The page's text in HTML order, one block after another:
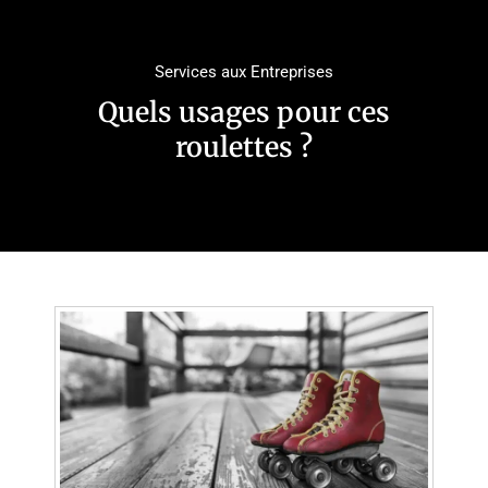
Services aux Entreprises
Quels usages pour ces
roulettes ?